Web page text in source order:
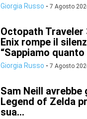
Giorgia Russo - 7 Agosto
Octopath Traveler
Enix rompe il
“Sappiamo quanto
Giorgia Russo - 7 Agosto
Sam Neill avrebbe
Legend of Zelda
sua...